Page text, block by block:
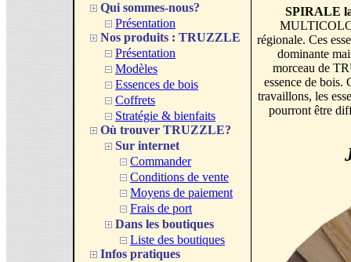
Qui sommes-nous?
Présentation
Nos produits : TRUZZLE
Présentation
Modèles
Essences de bois
Coffrets
Stratégie & bienfaits
Où trouver TRUZZLE?
Sur internet
Commander
Conditions de vente
Moyens de paiement
Frais de port
Dans les boutiques
Liste des boutiques
Infos pratiques
SPIRALE
régionale. Ces
dominante
morceau de
essence de bois.
travaillons, les
pourront être